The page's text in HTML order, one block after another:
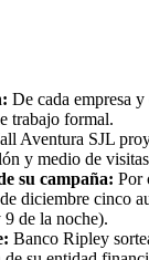
De cada empresa
trabajo formal.
Aventura SJL
y medio de
su campaña: Por
diciembre cinco
9 de la noche).
Banco Ripley